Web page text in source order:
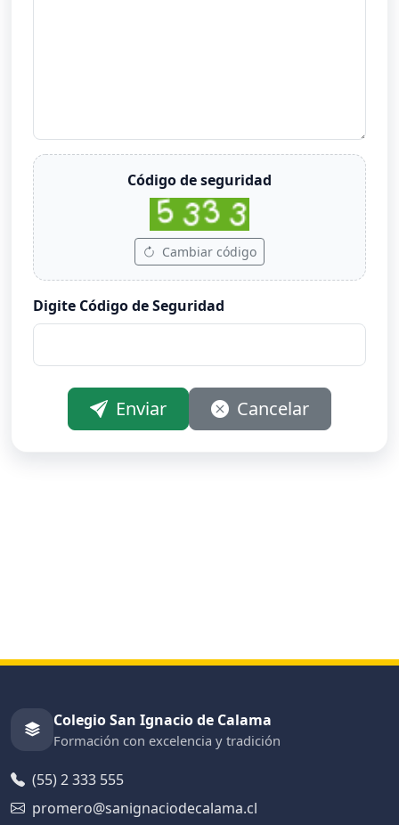
Código de seguridad
Cambiar código
Digite Código de Seguridad
Enviar Cancelar
Colegio San Ignacio de Calama
Formación con excelencia y tradición
(55) 2 333 555
promero@sanignaciodecalama.cl